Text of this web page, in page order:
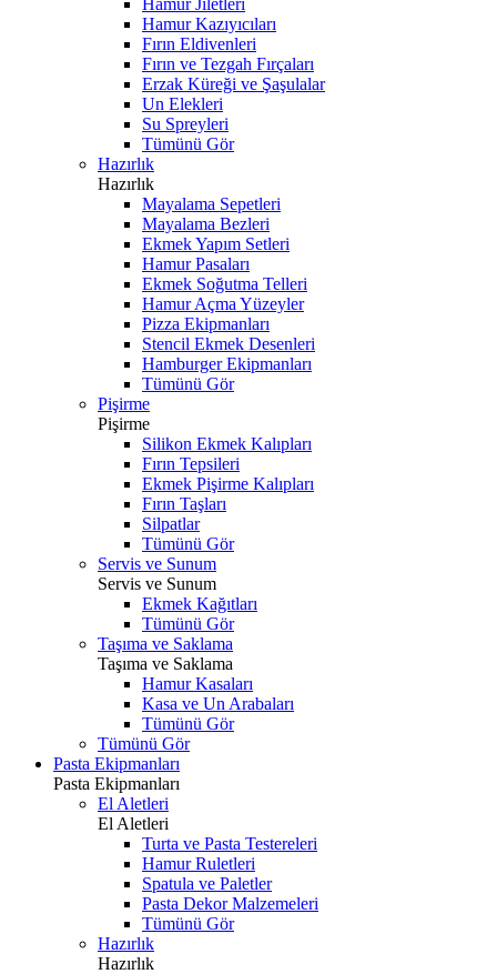
Hamur Jiletleri
Hamur Kazıyıcıları
Fırın Eldivenleri
Fırın ve Tezgah Fırçaları
Erzak Küreği ve Şaşulalar
Un Elekleri
Su Spreyleri
Tümünü Gör
Hazırlık
Hazırlık
Mayalama Sepetleri
Mayalama Bezleri
Ekmek Yapım Setleri
Hamur Pasaları
Ekmek Soğutma Telleri
Hamur Açma Yüzeyler
Pizza Ekipmanları
Stencil Ekmek Desenleri
Hamburger Ekipmanları
Tümünü Gör
Pişirme
Pişirme
Silikon Ekmek Kalıpları
Fırın Tepsileri
Ekmek Pişirme Kalıpları
Fırın Taşları
Silpatlar
Tümünü Gör
Servis ve Sunum
Servis ve Sunum
Ekmek Kağıtları
Tümünü Gör
Taşıma ve Saklama
Taşıma ve Saklama
Hamur Kasaları
Kasa ve Un Arabaları
Tümünü Gör
Tümünü Gör
Pasta Ekipmanları
Pasta Ekipmanları
El Aletleri
El Aletleri
Turta ve Pasta Testereleri
Hamur Ruletleri
Spatula ve Paletler
Pasta Dekor Malzemeleri
Tümünü Gör
Hazırlık
Hazırlık